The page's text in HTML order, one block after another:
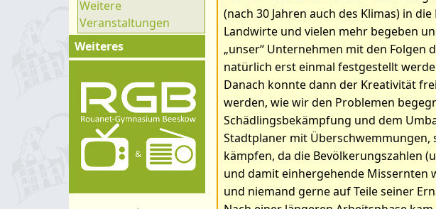
Weitere
Veranstaltungen
Weiteres
Kontakt
Organigramm
Schulprogramm
Hygienekonzept
(nach 30 Jahren auch des Klimas) in
Landwirte und vielen mehr begeben
„unser“ Unternehmen mit den Folgen
natürlich erst einmal festgestellt
Danach konnte dann der Kreativität
werden, wie wir den Problemen
Schädlingsbekämpfung und dem
Stadtplaner mit Überschwemmungen,
kämpfen, da die Bevölkerungszahlen
und damit einhergehende Missernten
und niemand gerne auf Teile seiner